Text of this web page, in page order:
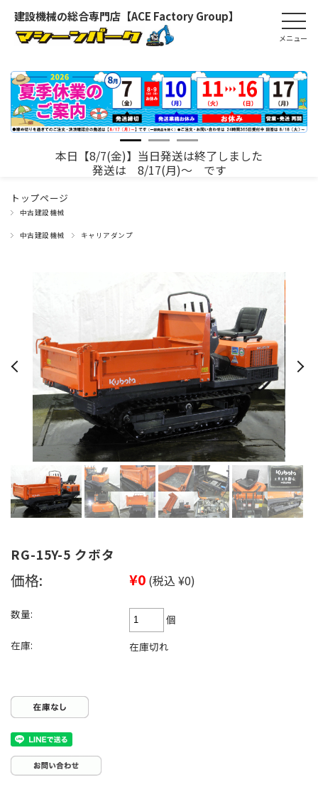
建設機械の総合専門店【ACE Factory Group】
本日【8/7(金)】当日発送は終了しました
発送は 8/17(月)～ です
トップページ
中古建設機械
中古建設機械 キャリアダンプ
RG-15Y-5 クボタ
価格: ¥0 (税込 ¥0)
数量:
個
在庫:
在庫切れ